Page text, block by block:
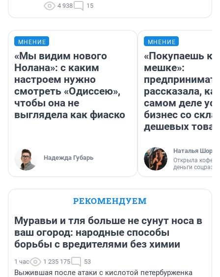
4 938 15
МНЕНИЕ
«Мы видим нового
Нолана»: с каким
настроем нужно
смотреть «Одиссею»,
чтобы она не
выглядела как фиаско
Надежда Губарь
МНЕНИЕ
«Покупаешь
мешке»:
рассказала,
самом деле
бизнес со
дешевых
Наталья
Открыла
деньги
РЕКОМЕНДУЕМ
Муравьи и тля больше не сунут носа в
ваш огород: народные способы
борьбы с вредителями без химии
1 час 1 235 175 53
Выжившая после атаки с кислотой петербурженка